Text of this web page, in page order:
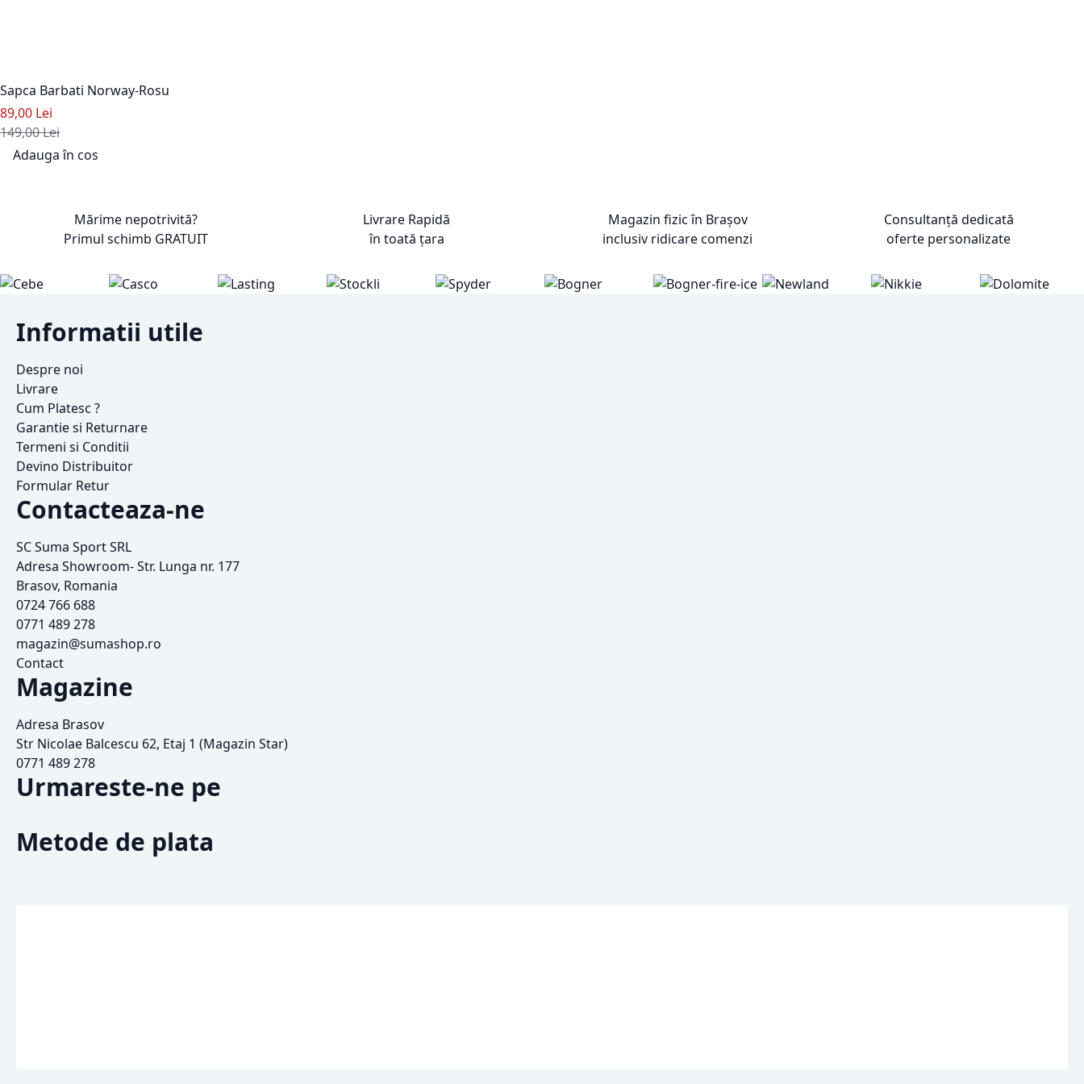
Sapca Barbati Norway-Rosu
Pret special
89,00 Lei
Pret standard
149,00 Lei
Adauga în cos
Mărime nepotrivită?
Primul schimb GRATUIT
Livrare Rapidă
în toată țara
Magazin fizic în Brașov
inclusiv ridicare comenzi
Consultanță dedicată
oferte personalizate
Informatii utile
Despre noi
Livrare
Cum Platesc ?
Garantie si Returnare
Termeni si Conditii
Devino Distribuitor
Formular Retur
Contacteaza-ne
SC Suma Sport SRL
Adresa Showroom- Str. Lunga nr. 177
Brasov, Romania
0724 766 688
0771 489 278
magazin@sumashop.ro
Contact
Magazine
Adresa Brasov
Str Nicolae Balcescu 62, Etaj 1 (Magazin Star)
0771 489 278
Urmareste-ne pe
Metode de plata